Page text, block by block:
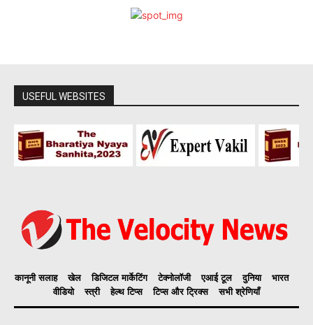
USEFUL WEBSITES
कानूनी सलाह खेल डिजिटल मार्केटिंग टेक्नोलॉजी एआई टूल दुनिया
भारत
वीडियो
स्त्री हेल्थ टिप्स टिप्स और ट्रिक्स सभी श्रेणियाँ